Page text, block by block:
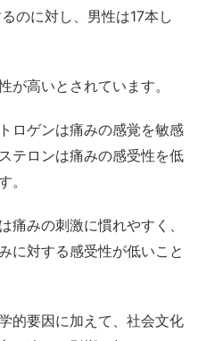
のに対し、男性は17本し
が高いとされています。
ロゲンは痛みの感覚を敏感
テロンは痛みの感受性を低
。
痛みの刺激に慣れやすく、
に対する感受性が低いこと
的要因に加えて、社会文化